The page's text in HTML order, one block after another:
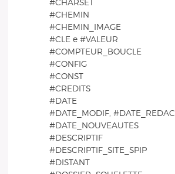
#CHARSET
#CHEMIN
#CHEMIN_IMAGE
#CLE e #VALEUR
#COMPTEUR_BOUCLE
#CONFIG
#CONST
#CREDITS
#DATE
#DATE_MODIF, #DATE_REDAC
#DATE_NOUVEAUTES
#DESCRIPTIF
#DESCRIPTIF_SITE_SPIP
#DISTANT